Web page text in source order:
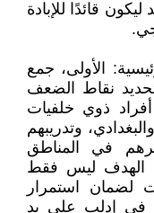
قائدًا للإبادة
الأولى، جمع
لتحديد نقاط الضعف
أفراد ذوي خلفيات
وتدريبهم
في المناطق
الهدف ليس فقط
لضمان استمرار
في إدلب على يد